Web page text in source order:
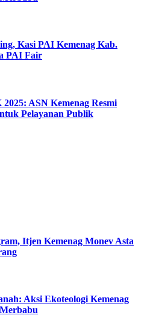
Kasi PAI Kemenag Kab.
PAI Fair
ASN Kemenag Resmi
Pelayanan Publik
Itjen Kemenag Monev Asta
Aksi Ekoteologi Kemenag